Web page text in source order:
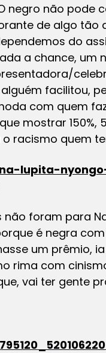
negro não pode
de algo tão
do
a chance, um
facilitou,
com quem
mostrar
o racismo quem
não foram para
é negra
um prêmio,
rima com
vai ter gente